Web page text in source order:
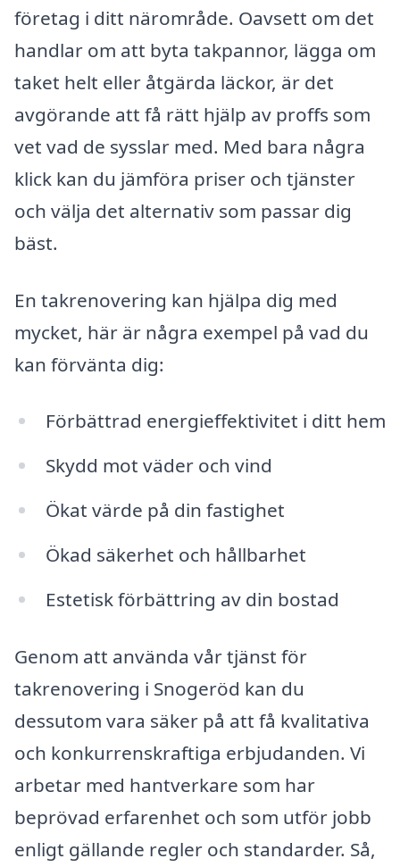
företag i ditt närområde. Oavsett om det
handlar om att byta takpannor, lägga om
taket helt eller åtgärda läckor, är det
avgörande att få rätt hjälp av proffs som
vet vad de sysslar med. Med bara några
klick kan du jämföra priser och tjänster
och välja det alternativ som passar dig
bäst.
En takrenovering kan hjälpa dig med
mycket, här är några exempel på vad du
kan förvänta dig:
Förbättrad energieffektivitet i ditt hem
Skydd mot väder och vind
Ökat värde på din fastighet
Ökad säkerhet och hållbarhet
Estetisk förbättring av din bostad
Genom att använda vår tjänst för
takrenovering i Snogeröd kan du
dessutom vara säker på att få kvalitativa
och konkurrenskraftiga erbjudanden. Vi
arbetar med hantverkare som har
beprövad erfarenhet och som utför jobb
enligt gällande regler och standarder. Så,